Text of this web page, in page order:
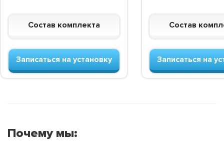
Состав комплекта
Записаться на установку
Состав
Записаться на
Почему мы: